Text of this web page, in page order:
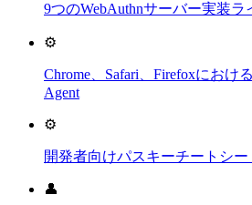
9つのWebAuthnサーバー実装ラ
⚙️
Chrome、Safari、Firefoxにおけ
Agent
⚙️
開発者向けパスキーチートシー
👤